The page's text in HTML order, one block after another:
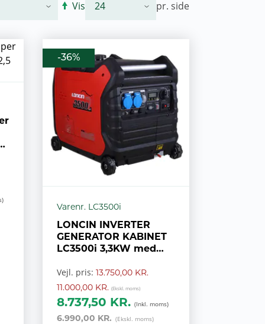
Vis pr. side
-36%
Varenr. LC3500i
LONCIN INVERTER
GENERATOR KABINET
LC3500i 3,3KW med
8.737,50 KR.
6.990,00 KR.
Vejl. pris: 13.750,00 KR.
11.000,00 KR.